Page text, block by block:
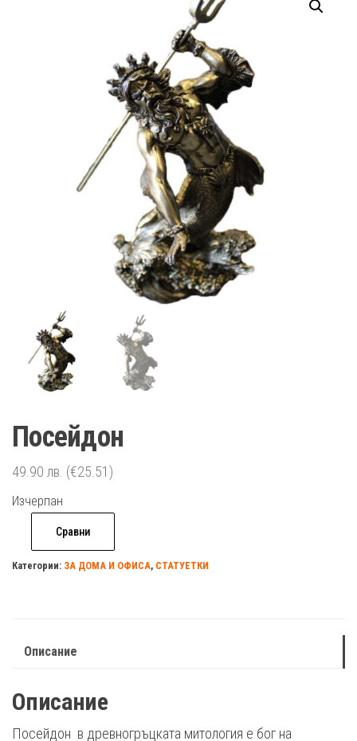
Посейдон
49.90 лв. (€25.51)
Изчерпан
Сравни
Категории: ЗА ДОМА И ОФИСА, СТАТУЕТКИ
Описание
Описание
Посейдон в древногръцката митология е бог на